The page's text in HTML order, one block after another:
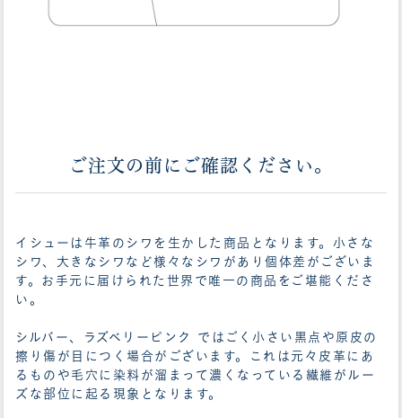
ご注文の前にご確認ください。
イシューは牛革のシワを生かした商品となります。小さな
シワ、大きなシワなど様々なシワがあり個体差がございま
す。お手元に届けられた世界で唯一の商品をご堪能くださ
い。
シルバー、ラズベリーピンク ではごく小さい黒点や原皮の
擦り傷が目につく場合がございます。これは元々皮革にあ
るものや毛穴に染料が溜まって濃くなっている繊維がルー
ズな部位に起る現象となります。